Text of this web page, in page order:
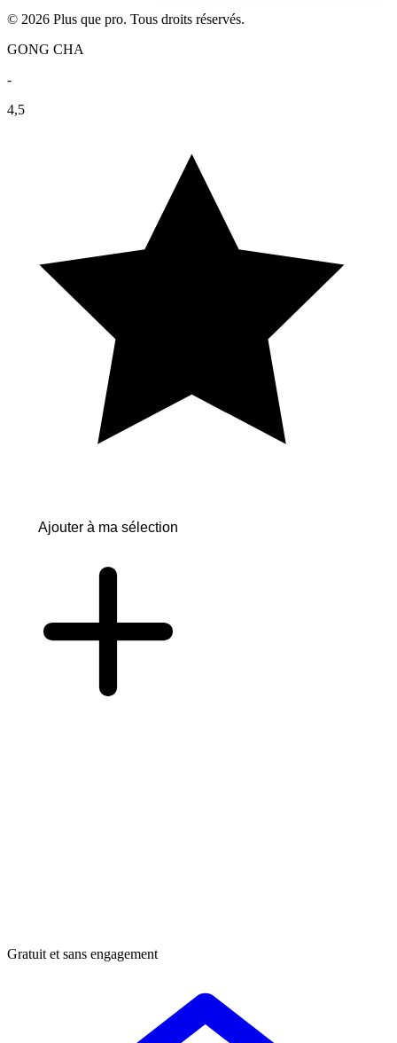
© 2026 Plus que pro. Tous droits réservés.
GONG CHA
-
4,5
Ajouter à ma sélection
Gratuit et sans engagement